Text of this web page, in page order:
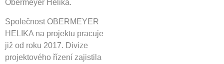
Obermeyer Helika.
Společnost OBERMEYER
HELIKA na projektu pracuje
již od roku 2017. Divize
projektového řízení zajistila